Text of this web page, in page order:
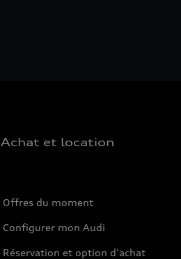
Achat et location
Offres du moment
Configurer mon Audi
Réservation et option d'achat